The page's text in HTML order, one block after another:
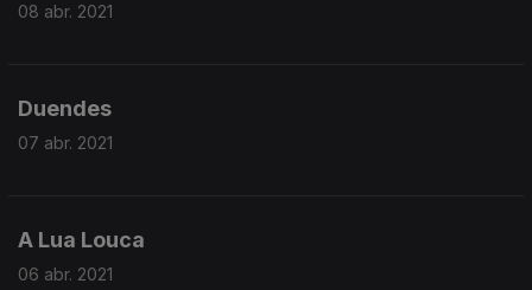
08 abr. 2021
Duendes
07 abr. 2021
A Lua Louca
06 abr. 2021